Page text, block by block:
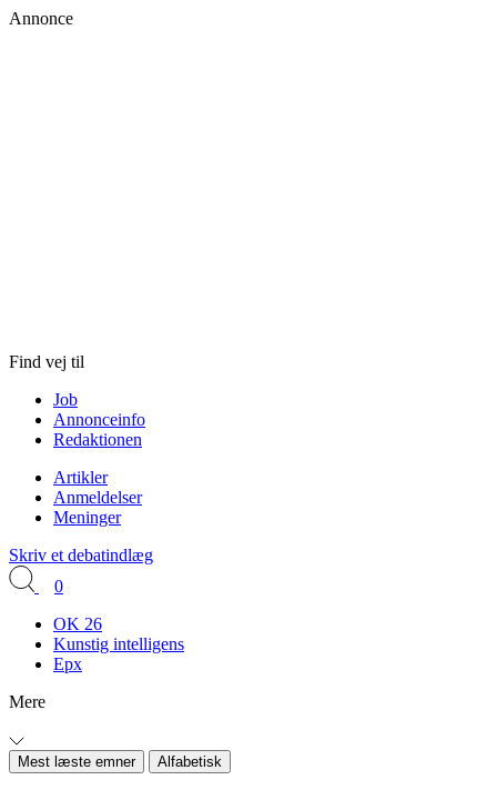
Annonce
Find vej til
Job
Annonceinfo
Redaktionen
Artikler
Anmeldelser
Meninger
Skriv et debatindlæg
0
OK 26
Kunstig intelligens
Epx
Mere
Mest læste emner Alfabetisk